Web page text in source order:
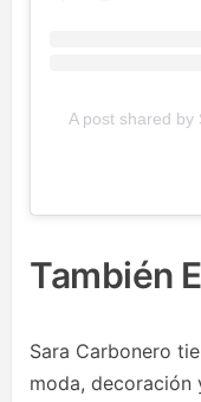
A post shared by
También
Sara Carbonero
moda, decoración